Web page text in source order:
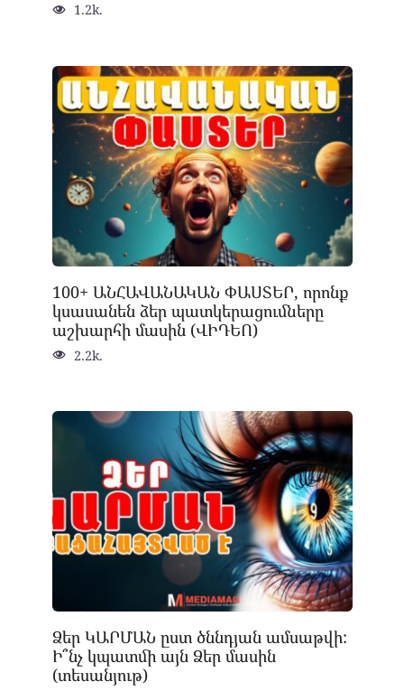
1.2k.
100+ ԱՆՀԱՎԱՆԱԿԱՆ ՓԱՍՏԵՐ, որոնք
կսասանեն ձեր պատկերացումները
աշխարհի մասին (ՎԻԴԵՈ)
2.2k.
Ձեր ԿԱՐՄԱՆ ըստ ծննդյան ամսաթվի:
Ի՞նչ կպատմի այն Ձեր մասին
(տեսանյութ)